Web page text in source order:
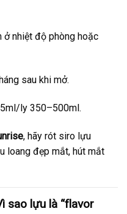
ở nhiệt độ phòng hoặc
sau khi mở.
ly 350–500ml.
, hãy rót siro lựu
loang đẹp mắt, hút mắt
sao lựu là “flavor